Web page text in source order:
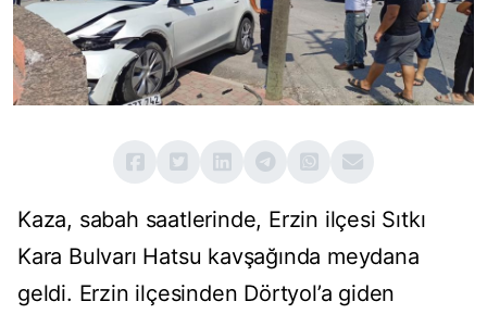
Kaza, sabah saatlerinde, Erzin ilçesi Sıtkı
Kara Bulvarı Hatsu kavşağında meydana
geldi. Erzin ilçesinden Dörtyol’a giden